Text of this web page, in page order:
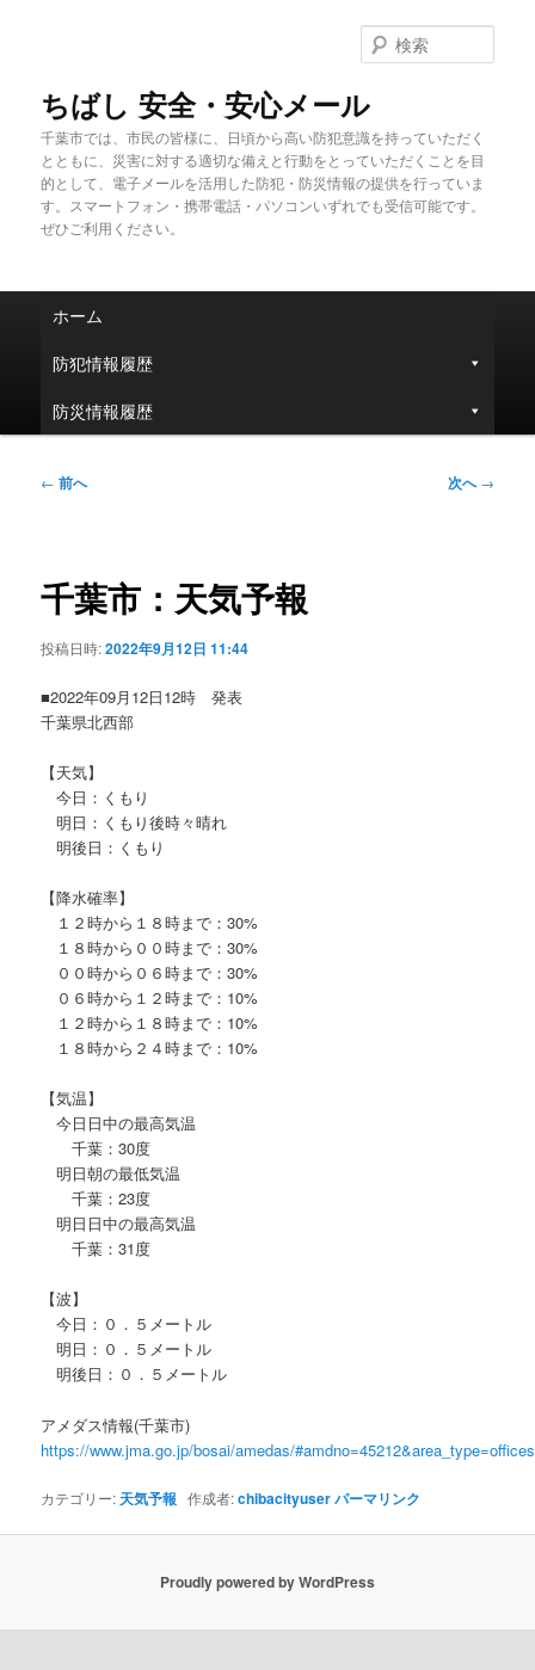
ちばし 安全・安心メール
千葉市では、市民の皆様に、日頃から高い防犯意識を持っていただく
とともに、災害に対する適切な備えと行動をとっていただくことを目
的として、電子メールを活用した防犯・防災情報の提供を行っていま
す。スマートフォン・携帯電話・パソコンいずれでも受信可能です。
ぜひご利用ください。
索
ュ
ホーム
防犯情報履歴
防災情報履歴
投
ゲ
ー
ョ
← 前へ 次へ→
千葉市：天気予報
投稿日時:2022年9月12日 11:44
■2022年09月12日12時 発表
千葉県北西部
【天気】
今日：くもり
明日：くもり後時々晴れ
明後日：くもり
【降水確率】
１２時から１８時まで：30%
１８時から００時まで：30%
００時から０６時まで：30%
０６時から１２時まで：10%
１２時から１８時まで：10%
１８時から２４時まで：10%
【気温】
今日日中の最高気温
千葉：30度
明日朝の最低気温
千葉：23度
明日日中の最高気温
千葉：31度
【波】
今日：０．５メートル
明日：０．５メートル
明後日：０．５メートル
アメダス情報(千葉市)
https://www.jma.go.jp/bosai/amedas/
カテゴリー: 天気予報 作成者:chibacityuserパーマリンク
Proudly powered by WordPress